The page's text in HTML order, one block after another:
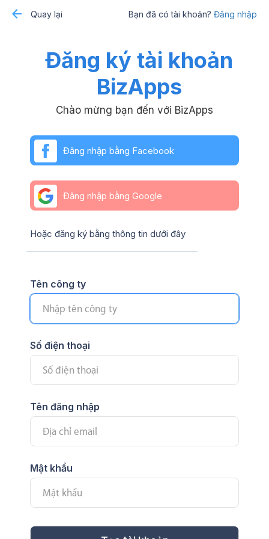
Quay lại Bạn đã có tài khoản? Đăng nhập
Đăng ký tài khoản
BizApps
Chào mừng bạn đến với BizApps
Đăng nhập bằng Facebook
Đăng nhập bằng Google
Hoặc đăng ký bằng thông tin dưới đây
Tên công ty
Số điện thoại
Tên đăng nhập
Mật khẩu